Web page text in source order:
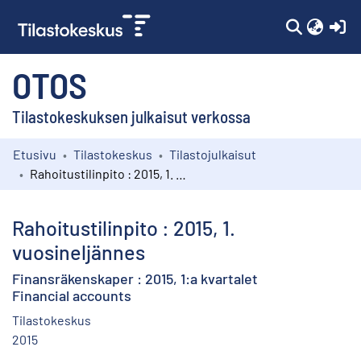
OTOS
Tilastokeskuksen julkaisut verkossa
Kokoelmat
Etusivu Tilastokeskus
Tilastojulkaisut
Rahoitustilinpito : 2015, 1.
vuosineljännes
Finansräkenskaper : 2015, 1:a kvartalet
Financial accounts
Tilastokeskus
2015